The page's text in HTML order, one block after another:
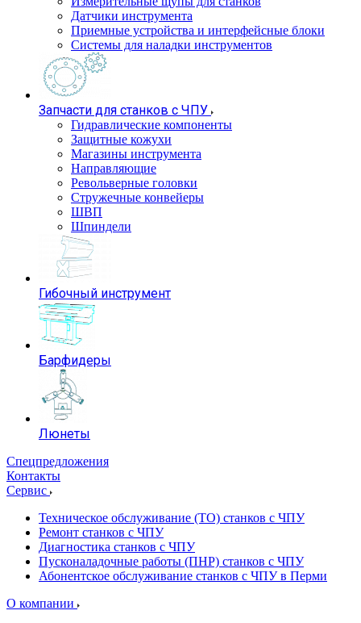
Датчики инструмента
Приемные устройства и интерфейсные блоки
Системы для наладки инструментов
Запчасти для станков с ЧПУ
Гидравлические компоненты
Защитные кожухи
Магазины инструмента
Направляющие
Револьверные головки
Стружечные конвейеры
ШВП
Шпиндели
Гибочный инструмент
Барфидеры
Люнеты
Спецпредложения
Контакты
Сервис
Техническое обслуживание (ТО) станков с ЧПУ
Ремонт станков с ЧПУ
Диагностика станков с ЧПУ
Пусконаладочные работы (ПНР) станков с ЧПУ
Абонентское обслуживание станков с ЧПУ в Перми
О компании